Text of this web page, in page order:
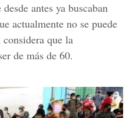
antes ya buscaban
actualmente no se puede
que la
de más de 60.